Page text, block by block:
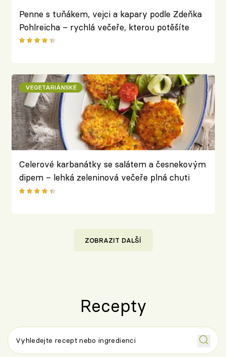
Penne s tuňákem, vejci a kapary podle Zdeňka
Pohlreicha – rychlá večeře, kterou potěšíte
celou rodinu
VEGETARIÁNSKÉ
Celerové karbanátky se salátem a česnekovým
dipem – lehká zeleninová večeře plná chuti
ZOBRAZIT DALŠÍ
Recepty